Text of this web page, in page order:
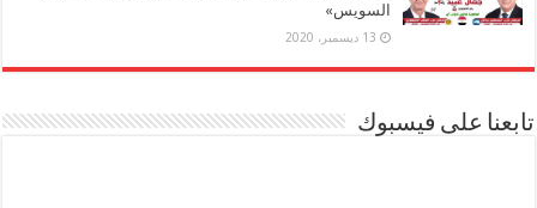
السويس»
13 ديسمبر، 2020
تابعنا على فيسبوك